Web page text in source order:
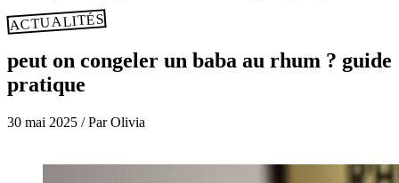
ACTUALITÉS
peut on congeler un baba au rhum ? guide
pratique
30 mai 2025 / Par Olivia